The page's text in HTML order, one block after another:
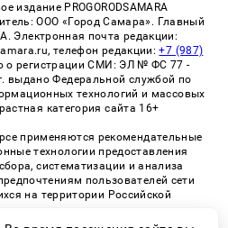
издание PROGORODSAMARA
ООО «Город Самара». Главный
Электронная почта редакции:
телефон редакции:+7 (987)
о регистрации СМИ: ЭЛ № ФС 77 -
выдано Федеральной службой по
технологий и массовых
категория сайта 16+
применяются рекомендательные
технологии предоставления
систематизации и анализа
пользователей сети
на территории Российской
рекомендательных
обменной сети
«СМИ2» (PDF)